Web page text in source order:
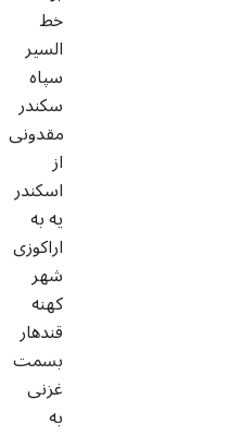
خط
السیر
سپاه
سکندر
مقدونی
از
اسکندر
یه به
اراکوزی
شهر
کهنه
قندهار
بسمت
غزنی
به